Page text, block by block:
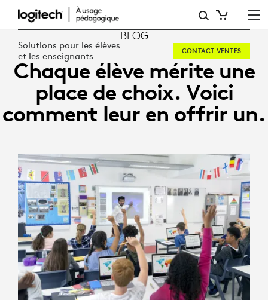
CHAQUE
ÉLÈVE
MÉRITE
UNE
PLACE
DE
CHOIX.
VOICI
COMMENT
LEUR
EN
OFFRIR
UN.
Solutions pour les élèves
et les enseignants
CONTACT VENTES
BLOG
Chaque élève mérite une
place de choix. Voici
comment leur en offrir un.